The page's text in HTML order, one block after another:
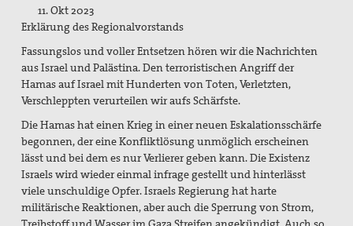
Spenden / Förderverein
PaxpOSt
Arbeitshilfe zum Ersten Weltkrieg
Kontakt
Kriegsdienstverweigerung
Suche
11. Okt 2023
Erklärung des Regionalvorstands
Fassungslos und voller Entsetzen hören wir die Nachrichten
aus Israel und Palästina. Den terroristischen Angriff der
Hamas auf Israel mit Hunderten von Toten, Verletzten,
Verschleppten verurteilen wir aufs Schärfste.
Die Hamas hat einen Krieg in einer neuen Eskalationsschärfe
begonnen, der eine Konfliktlösung unmöglich erscheinen
lässt und bei dem es nur Verlierer geben kann. Die Existenz
Israels wird wieder einmal infrage gestellt und hinterlässt
viele unschuldige Opfer. Israels Regierung hat harte
militärische Reaktionen, aber auch die Sperrung von Strom,